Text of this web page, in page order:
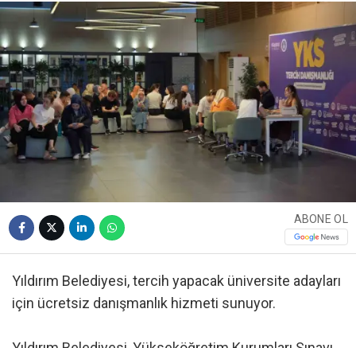
ABONE OL
Yıldırım Belediyesi, tercih yapacak üniversite adayları
için ücretsiz danışmanlık hizmeti sunuyor.